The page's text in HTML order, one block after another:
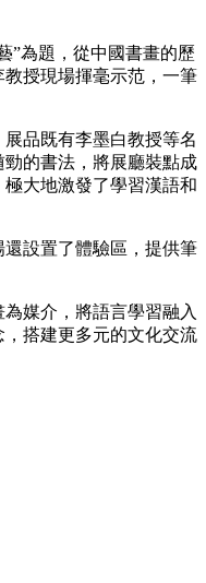
”為題，從中國書畫的歷
授現場揮毫示范，一筆
品既有李墨白教授等名
的書法，將展廳裝點成
大地激發了學習漢語和
設置了體驗區，提供筆
媒介，將語言學習融入
搭建更多元的文化交流